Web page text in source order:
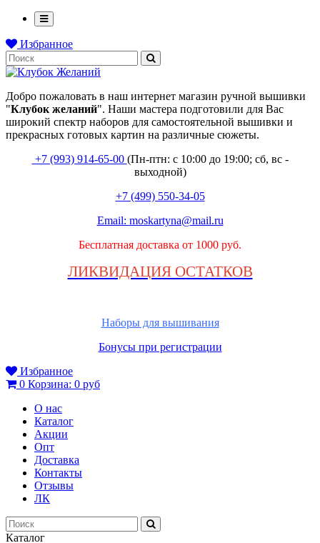
Избранное
Добро пожаловать в наш интернет магазин ручной вышивки
"Клубок желаний". Наши мастера подготовили для Вас
широкий спектр наборов для самостоятельной вышивки и
прекрасных готовых картин на различные сюжеты.
+7 (993) 914-65-00 (Пн-птн: с10:00 до 19:00; сб, вс -
выходной)
+7 (499) 550-34-05
Email: moskartyna@mail.ru
Бесплатная доставка от 1000 руб.
ЛИКВИДАЦИЯ ОСТАТКОВ
Наборы для вышивания
Бонусы при регистрации
Избранное
0 Корзина: 0 руб
О нас
Каталог
Акции
Опт
Доставка
Контакты
Отзывы
ЛК
Каталог